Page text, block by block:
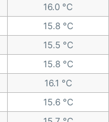
16.0 °C
15.8 °C
15.5 °C
15.8 °C
16.1 °C
15.6 °C